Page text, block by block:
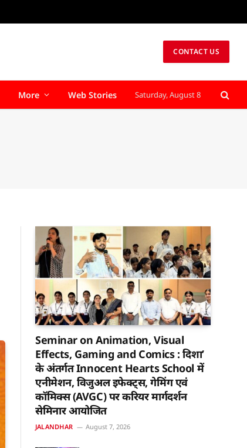
CONTACT US
More Web Stories Saturday, August 8
Seminar on Animation, Visual
Effects, Gaming and Comics : दिशा’
के अंतर्गत Innocent Hearts School में
एनीमेशन, विजुअल इफेक्ट्स, गेमिंग एवं
कॉमिक्स (AVGC) पर करियर मार्गदर्शन
सेमिनार आयोजित
JALANDHAR August 7, 2026